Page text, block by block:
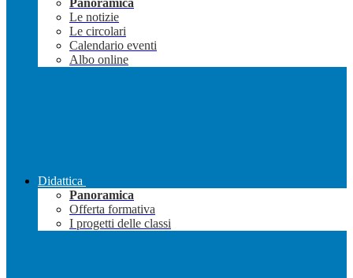
Panoramica
Le notizie
Le circolari
Calendario eventi
Albo online
Didattica
Panoramica
Offerta formativa
I progetti delle classi